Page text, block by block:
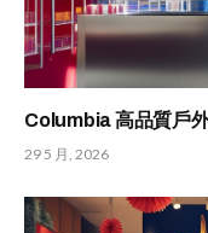
Columbia 高品質戶
29 5 月, 2026